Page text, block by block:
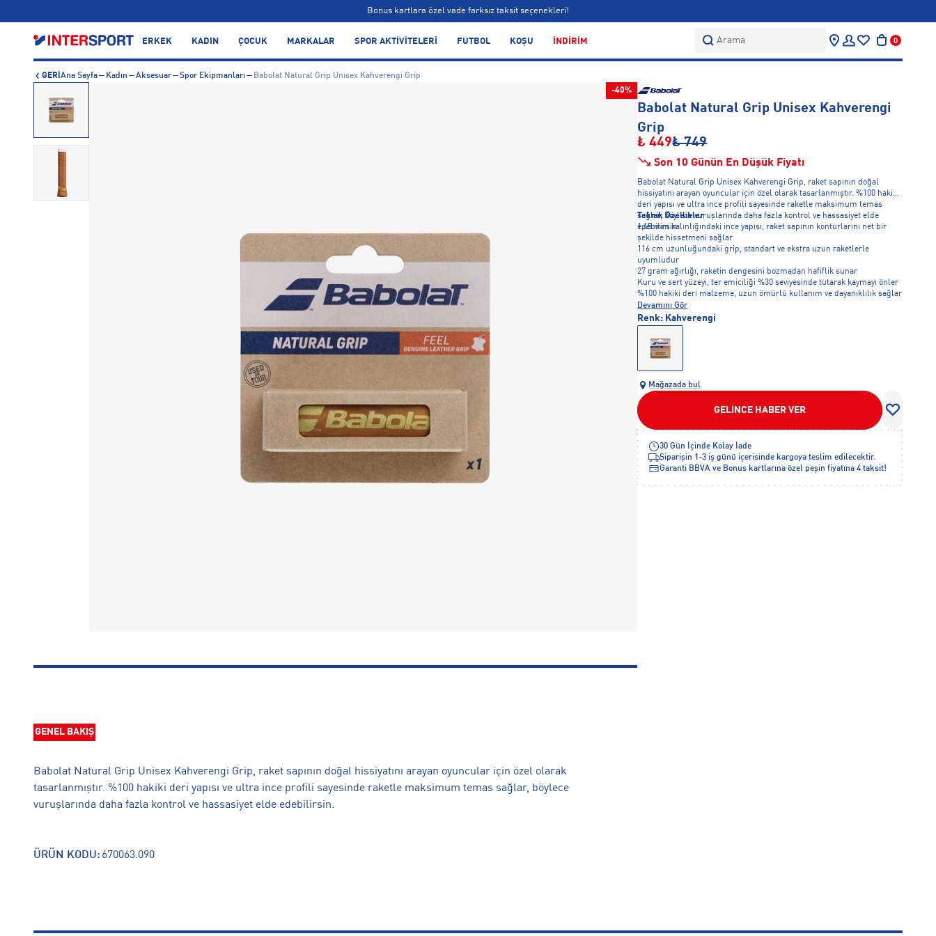
Bonus kartlara özel vade farksız taksit seçenekleri!
ERKEK KADIN ÇOCUK MARKALAR SPOR AKTİVİTELERİ FUTBOL KOŞU İNDİRİM Arama 0
GERİ Ana Sayfa Kadın Aksesuar Spor Ekipmanları
Babolat Natural Grip Unisex Kahverengi Grip
-40%
GENEL BAKIŞ
Babolat Natural Grip Unisex Kahverengi Grip, raket sapının doğal hissiyatını arayan oyuncular için özel olarak
tasarlanmıştır. %100 hakiki deri yapısı ve ultra ince profili sayesinde raketle maksimum temas sağlar, böylece
vuruşlarında daha fazla kontrol ve hassasiyet elde edebilirsin.
ÜRÜN KODU: 670063.090
Babolat Natural Grip Unisex Kahverengi
Grip
₺ 449₺ 749
Son 10 Günün En Düşük Fiyatı
Babolat Natural Grip Unisex Kahverengi Grip, raket sapının doğal
hissiyatını arayan oyuncular için özel olarak tasarlanmıştır. %100 hakiki
deri yapısı ve ultra ince profili sayesinde raketle maksimum temas
sağlar, böylece vuruşlarında daha fazla kontrol ve hassasiyet elde
edebilirsin.
Teknik Özellikler
1,45 mm kalınlığındaki ince yapısı, raket sapının konturlarını net bir
şekilde hissetmeni sağlar
116 cm uzunluğundaki grip, standart ve ekstra uzun raketlerle
uyumludur
27 gram ağırlığı, raketin dengesini bozmadan hafiflik sunar
Kuru ve sert yüzeyi, ter emiciliği %30 seviyesinde tutarak kaymayı önler
%100 hakiki deri malzeme, uzun ömürlü kullanım ve dayanıklılık sağlar
Devamını Gör
Renk: Kahverengi
Mağazada bul
GELİNCE HABER VER
30 Gün İçinde Kolay İade
Siparişin 1-3 iş günü içerisinde kargoya teslim edilecektir.
Garanti BBVA ve Bonus kartlarına özel peşin fiyatına 4 taksit!